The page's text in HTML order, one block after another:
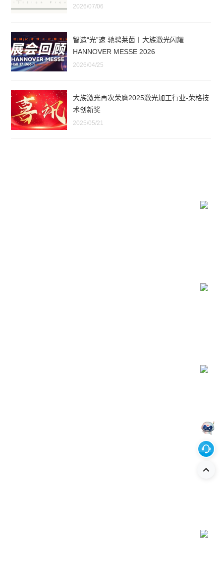
2026/07/06
智造“光”速 驰骋莱茵丨大族激光闪耀
HANNOVER MESSE 2026
2026/04/25
大族激光再次荣膺2025激光加工行业-荣格技
术创新奖
2025/05/21